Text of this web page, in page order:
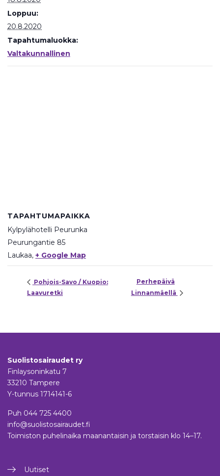
Loppuu:
20.8.2020
Tapahtumaluokka:
Valtakunnallinen
TAPAHTUMAPAIKKA
Kylpylähotelli Peurunka
Peurungantie 85
Laukaa, + Google Map
Pohjois-Savo / Kuopio:
Laavuretki
Perhepäivä
Linnanmäellä
Suolistosairaudet ry
Finlaysoninkatu 7
33210 Tampere
Y-tunnus 1714141-6
Puh 044 725 4400
info@suolistosairaudet.fi
Toimiston puhelinaika maanantaisin ja torstaisin klo 14–17.
Uutiset